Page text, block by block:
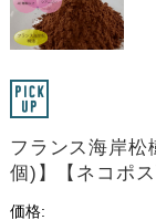
フランス海岸松
個)】【ネコポス
価格: